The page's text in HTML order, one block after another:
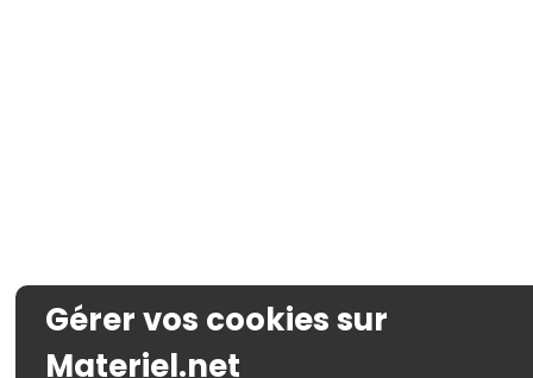
Gérer vos cookies sur
Materiel.net